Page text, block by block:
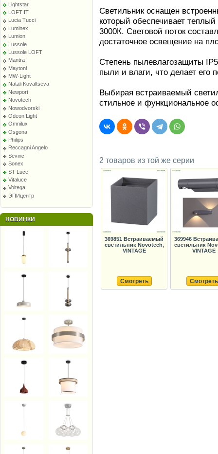
Lightstar
LOFT IT
Lucia Tucci
Luminex
Lumion
Lussole
Lussole LOFT
Mantra
Maytoni
MW-Light
Natali Kovaltseva
Newport
Novotech
Nowodvorski
Odeon Light
Omnilux
Osgona
Philips
Reccagni Angelo
Sevinc
Sonex
ST Luce
Vitaluce
Voltega
ЭПИцентр
НОВИНКИ
Светильник оснащен
который обеспечивает
3000К. Световой поток
достаточное освещение на
Степень пылевлагозащиты
пыли и влаги, что делает
Выбирая встраиваемый
стильное и функциональное
2 товаров из той же серии
369851 Встраиваемый
светильник Novotech,
VINTAGE
Смотреть
369946
светильник
VINTAGE
Смотреть